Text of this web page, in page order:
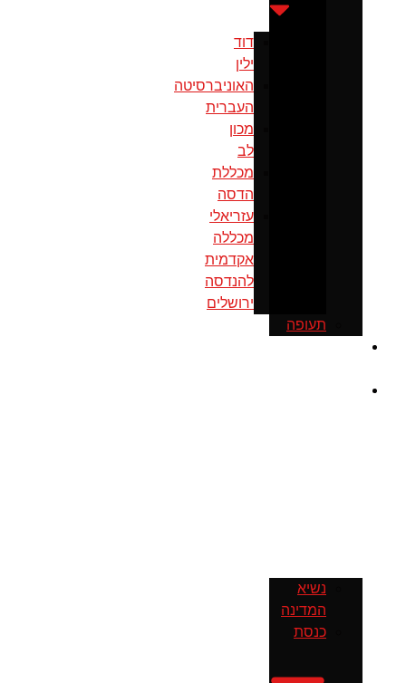
דוד
ילין
האוניברסיטה
העברית
מכון
לב
מכללת
הדסה
עזריאלי
מכללה
אקדמית
להנדסה
ירושלים
תעופה
נשיא
המדינה
כנסת